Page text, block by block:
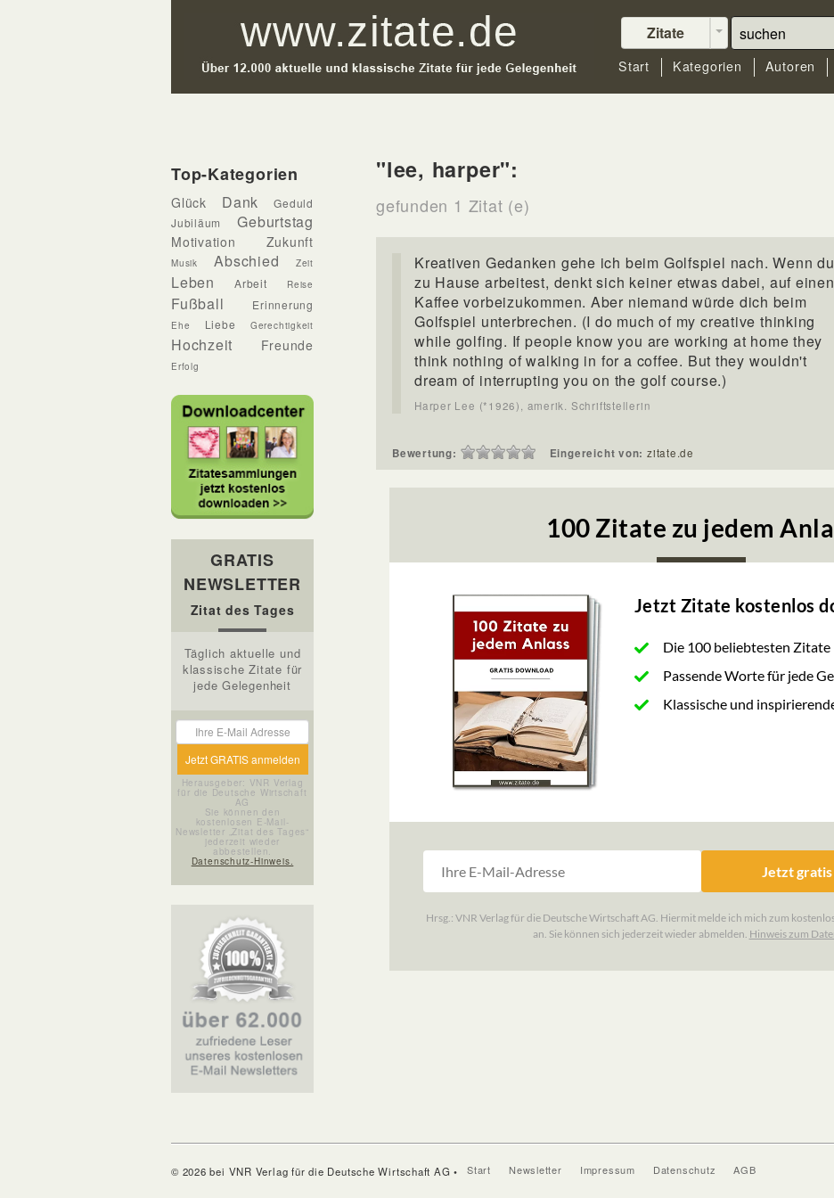
Zitate
Start Kategorien Autoren
Top-Kategorien
Glück Dank
Geduld
Jubiläum
Geburtstag
Motivation Zukunft
Musik Abschied Zeit
Leben Arbeit Reise
Fußball Erinnerung
Ehe Liebe Gerechtigkeit
Hochzeit Freunde
Erfolg
GRATIS
NEWSLETTER
Zitat des Tages
Täglich aktuelle und
klassische Zitate für
jede Gelegenheit
Herausgeber: VNR Verlag
für die Deutsche Wirtschaft
AG
Sie können den
kostenlosen E-Mail-
Newsletter „Zitat des Tages“
jederzeit wieder
abbestellen.
Datenschutz-Hinweis.
"lee, harper":
gefunden 1 Zitat (e)
Kreativen Gedanken gehe ich beim Golfspiel nach. Wenn du
zu Hause arbeitest, denkt sich keiner etwas dabei, auf einen
Kaffee vorbeizukommen. Aber niemand würde dich beim
Golfspiel unterbrechen. (I do much of my creative thinking
while golfing. If people know you are working at home they
think nothing of walking in for a coffee. But they wouldn't
dream of interrupting you on the golf course.)
Harper Lee (*1926), amerik. Schriftstellerin
Bewertung: Eingereicht von: zitate.de
© 2026 bei VNR Verlag für die Deutsche Wirtschaft AG • Start Newsletter Impressum Datenschutz AGB